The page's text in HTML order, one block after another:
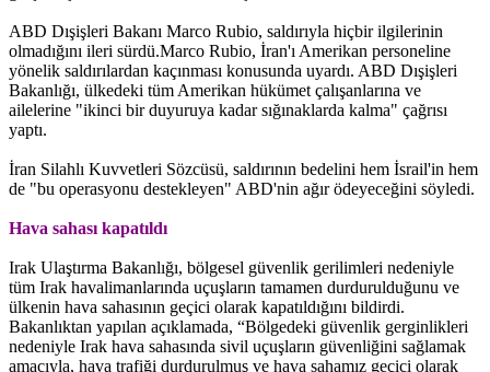
ABD Dışişleri Bakanı Marco Rubio, saldırıyla hiçbir ilgilerinin
olmadığını ileri sürdü.Marco Rubio, İran'ı Amerikan personeline
yönelik saldırılardan kaçınması konusunda uyardı. ABD Dışişleri
Bakanlığı, ülkedeki tüm Amerikan hükümet çalışanlarına ve
ailelerine "ikinci bir duyuruya kadar sığınaklarda kalma" çağrısı
yaptı.
İran Silahlı Kuvvetleri Sözcüsü, saldırının bedelini hem İsrail'in hem
de "bu operasyonu destekleyen" ABD'nin ağır ödeyeceğini söyledi.
Hava sahası kapatıldı
Irak Ulaştırma Bakanlığı, bölgesel güvenlik gerilimleri nedeniyle
tüm Irak havalimanlarında uçuşların tamamen durdurulduğunu ve
ülkenin hava sahasının geçici olarak kapatıldığını bildirdi.
Bakanlıktan yapılan açıklamada, “Bölgedeki güvenlik gerginlikleri
nedeniyle Irak hava sahasında sivil uçuşların güvenliğini sağlamak
amacıyla, hava trafiği durdurulmuş ve hava sahamız geçici olarak